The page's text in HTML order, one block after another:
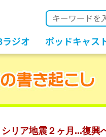
ラジオ ポッドキャス
リア地震２ヶ月...復興